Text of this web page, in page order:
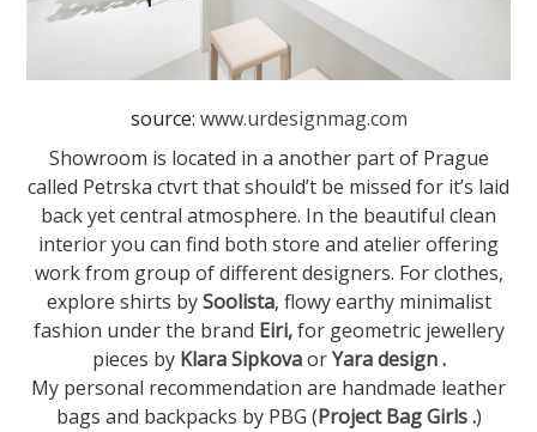
source: www.urdesignmag.com
Showroom is located in a another part of Prague
called Petrska ctvrt that should’t be missed for it’s laid
back yet central atmosphere. In the beautiful clean
interior you can find both store and atelier offering
work from group of different designers. For clothes,
explore shirts bySoolista, flowy earthy minimalist
fashion under the brand Eiri,for geometric jewellery
pieces by Klara SipkovaorYara design.
My personal recommendation are handmade leather
bags and backpacks by PBG (Project Bag Girls.)